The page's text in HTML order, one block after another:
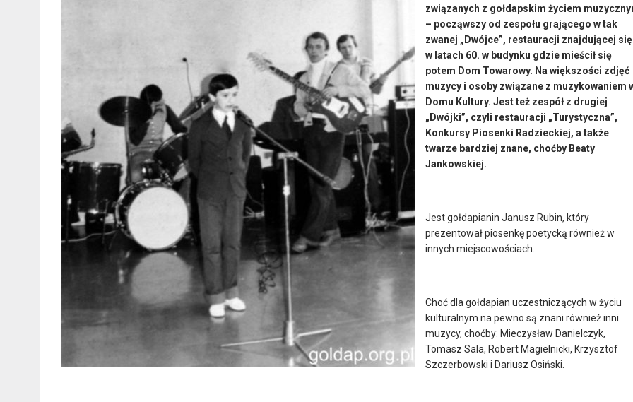
związanych z gołdapskim życiem
– począwszy od zespołu grającego w tak
zwanej „Dwójce”, restauracji znajdującej się
w latach 60. w budynku gdzie mieścił się
potem Dom Towarowy. Na większości zdjęć
muzycy i osoby związane z muzykowaniem
Domu Kultury. Jest też zespół z drugiej
„Dwójki”, czyli restauracji „Turystyczna”,
Konkursy Piosenki Radzieckiej, a także
twarze bardziej znane, choćby Beaty
Jankowskiej.
Jest gołdapianin Janusz Rubin, który
prezentował piosenkę poetycką również w
innych miejscowościach.
Choć dla gołdapian uczestniczących w życiu
kulturalnym na pewno są znani również inni
muzycy, choćby: Mieczysław Danielczyk,
Tomasz Sala, Robert Magielnicki, Krzysztof
Szczerbowski i Dariusz Osiński.